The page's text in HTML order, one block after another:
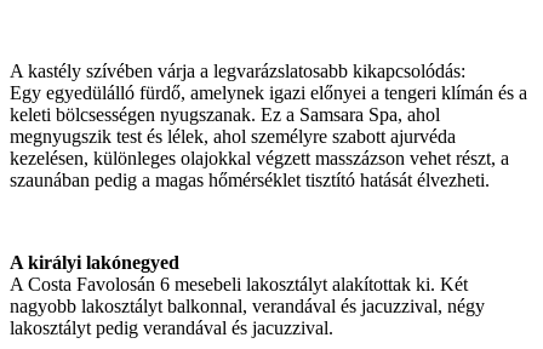
A kastély szívében várja a legvarázslatosabb kikapcsolódás:
Egy egyedülálló fürdő, amelynek igazi előnyei a tengeri klímán és a
keleti bölcsességen nyugszanak. Ez a Samsara Spa, ahol
megnyugszik test és lélek, ahol személyre szabott ajurvéda
kezelésen, különleges olajokkal végzett masszázson vehet részt, a
szaunában pedig a magas hőmérséklet tisztító hatását élvezheti.
A királyi lakónegyed
A Costa Favolosán 6 mesebeli lakosztályt alakítottak ki. Két
nagyobb lakosztályt balkonnal, verandával és jacuzzival, négy
lakosztályt pedig verandával és jacuzzival.